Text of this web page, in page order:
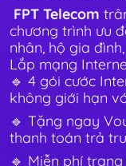
FPT Telecom
chương trình ưu
nhân, hộ gia
Lắp mạng
🔹 4 gói cước
không giới hạn
🔹 Tặng ngay
thanh toán trả
🔹 Miễn phí